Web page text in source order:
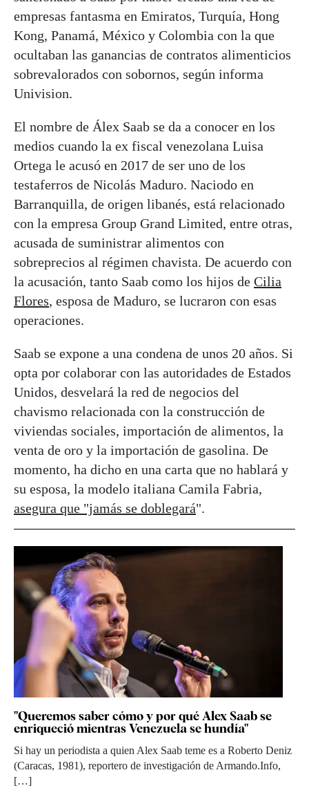
empresas fantasma en Emiratos, Turquía, Hong
Kong, Panamá, México y Colombia con la que
ocultaban las ganancias de contratos alimenticios
sobrevalorados con sobornos, según informa
Univision.
El nombre de Álex Saab se da a conocer en los
medios cuando la ex fiscal venezolana Luisa
Ortega le acusó en 2017 de ser uno de los
testaferros de Nicolás Maduro. Naciodo en
Barranquilla, de origen libanés, está relacionado
con la empresa Group Grand Limited, entre otras,
acusada de suministrar alimentos con
sobreprecios al régimen chavista. De acuerdo con
la acusación, tanto Saab como los hijos de Cilia
Flores, esposa de Maduro, se lucraron con esas
operaciones.
Saab se expone a una condena de unos 20 años. Si
opta por colaborar con las autoridades de Estados
Unidos, desvelará la red de negocios del
chavismo relacionada con la construcción de
viviendas sociales, importación de alimentos, la
venta de oro y la importación de gasolina. De
momento, ha dicho en una carta que no hablará y
su esposa, la modelo italiana Camila Fabria,
asegura que "jamás se doblegará".
"Queremos saber cómo y por qué Alex Saab se
enriqueció mientras Venezuela se hundía"
Si hay un periodista a quien Alex Saab teme es a Roberto Deniz
(Caracas, 1981), reportero de investigación de Armando.Info,
[…]